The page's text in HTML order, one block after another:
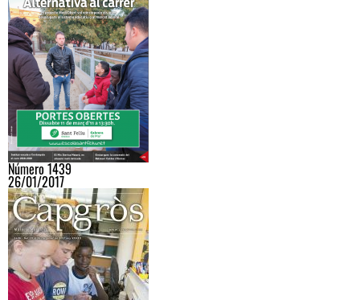
Número 1439
26/01/2017